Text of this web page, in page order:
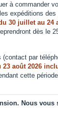
nous
et/ou
à ces technologies
le comportement
ne pas consentir
négatif sur
Accepter
légales
et
confidentialité
à commander
expéditions des
30 juillet au 24
dès le
(contact par
23 août 2026
cette
Nous vous